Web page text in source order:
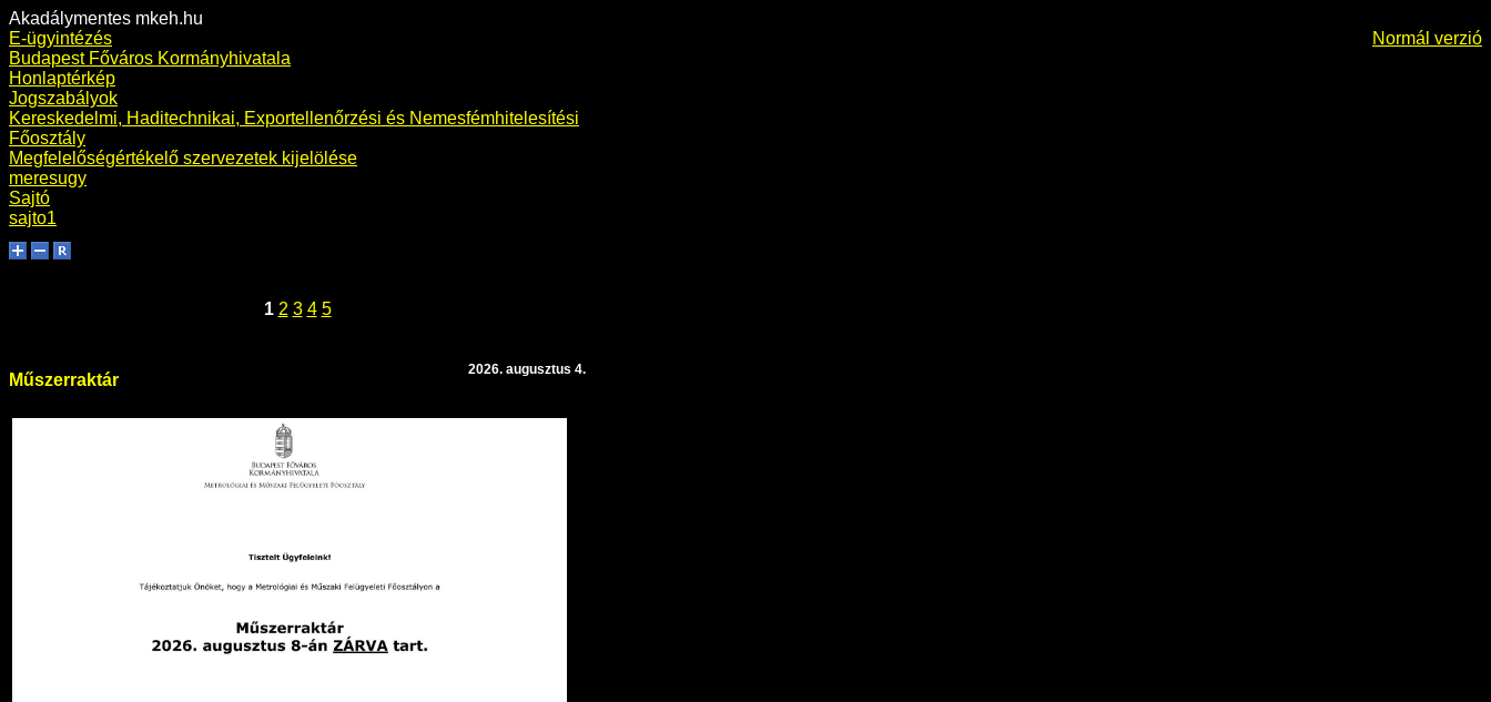
Akadálymentes mkeh.hu
Normál verzió
E-ügyintézés
Budapest Főváros Kormányhivatala
Honlaptérkép
Jogszabályok
Kereskedelmi, Haditechnikai, Exportellenőrzési és Nemesfémhitelesítési
Főosztály
Megfelelőségértékelő szervezetek kijelölése
meresugy
Sajtó
sajto1
1 2 3 4 5
2026. augusztus 4.
Műszerraktár